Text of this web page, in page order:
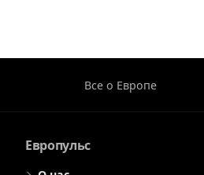
Все о Европе
Европульс